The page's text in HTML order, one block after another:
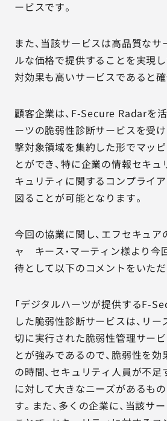
ービスです。
また、当該サービスは高品質な
ルな価格で提供することを実現
対効果も高いサービスであると確
顧客企業は、F-Secure Radarを
ーツの脆弱性診断サービスを受
撃対象領域を集約した形でマッピ
とができ、特に企業の情報セキュ
キュリティに関するコンプライア
図ることが可能となります。
今回の協業に関し、エフセキュ
ャ キース・マーティン様より今
待として以下のコメントをいただ
「デジタルハーツが提供するF-
した脆弱性診断サービスは、リ
切に実行された脆弱性管理サー
とが強みであるので、脆弱性を
の時間、セキュリティ人員が不
に対して大きなニーズがあるも
す。また、多くの企業に、当該サ